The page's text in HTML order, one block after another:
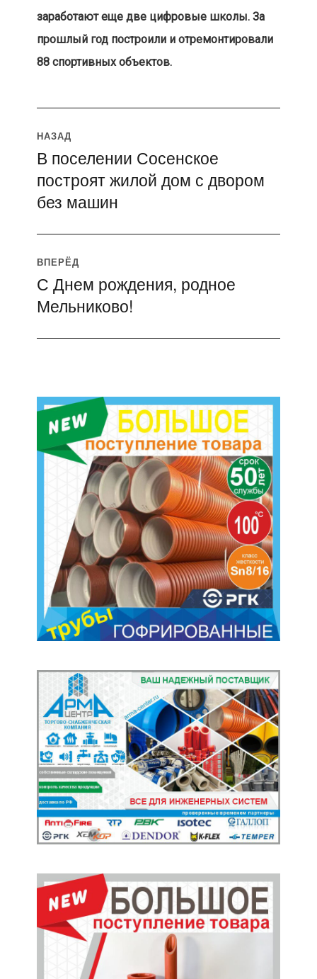
заработают еще две цифровые школы. За
прошлый год построили и отремонтировали
88 спортивных объектов.
Навигация
по
записям
НАЗАД
Предыдущая
запись:
В поселении Сосенское
построят жилой дом с двором
без машин
ВПЕРЁД
Следующая
запись:
С Днем рождения, родное
Мельниково!